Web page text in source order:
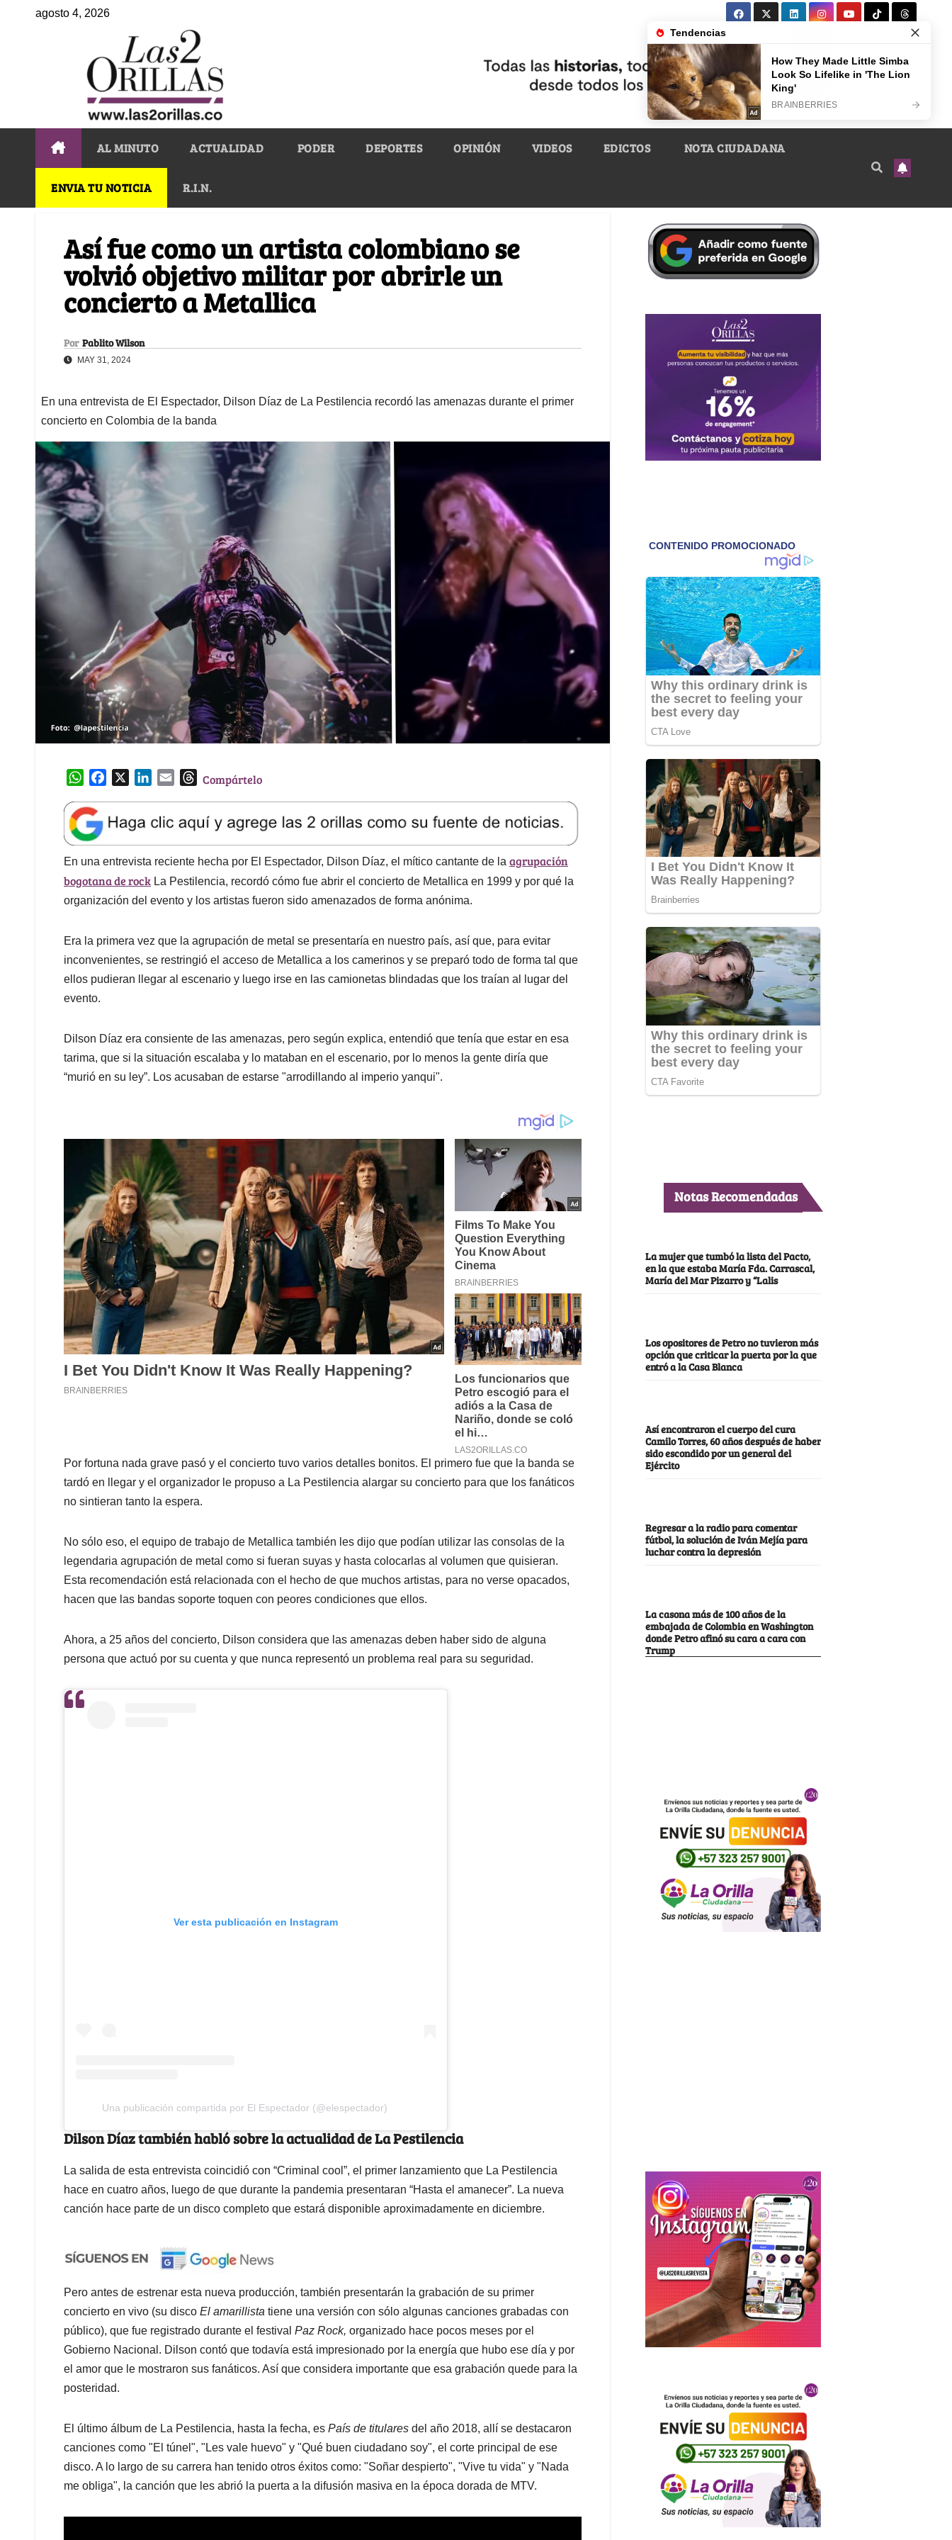
agosto 4, 2026
AL MINUTO ACTUALIDAD PODER DEPORTES OPINIÓN VIDEOS EDICTOS NOTA CIUDADANA
ENVIA TU NOTICIA R.I.N.
Así fue como un artista colombiano se
volvió objetivo militar por abrirle un
concierto a Metallica
Por Pablito Wilson
MAY 31, 2024
En una entrevista de El Espectador, Dilson Díaz de La Pestilencia recordó las amenazas durante el primer
concierto en Colombia de la banda
W
a
t
s
A
p
p
e
b
o
o
k
k
e
d
I
n
l
T
e
a
d
s
Compártelo
En una entrevista reciente hecha por El Espectador, Dilson Díaz, el mítico cantante de la agrupación
bogotana de rock La Pestilencia, recordó cómo fue abrir el concierto de Metallica en 1999 y por qué la
organización del evento y los artistas fueron sido amenazados de forma anónima.
Era la primera vez que la agrupación de metal se presentaría en nuestro país, así que, para evitar
inconvenientes, se restringió el acceso de Metallica a los camerinos y se preparó todo de forma tal que
ellos pudieran llegar al escenario y luego irse en las camionetas blindadas que los traían al lugar del
evento.
Dilson Díaz era consiente de las amenazas, pero según explica, entendió que tenía que estar en esa
tarima, que si la situación escalaba y lo mataban en el escenario, por lo menos la gente diría que
“murió en su ley”. Los acusaban de estarse "arrodillando al imperio yanqui".
Por fortuna nada grave pasó y el concierto tuvo varios detalles bonitos. El primero fue que la banda se
tardó en llegar y el organizador le propuso a La Pestilencia alargar su concierto para que los fanáticos
no sintieran tanto la espera.
No sólo eso, el equipo de trabajo de Metallica también les dijo que podían utilizar las consolas de la
legendaria agrupación de metal como si fueran suyas y hasta colocarlas al volumen que quisieran.
Esta recomendación está relacionada con el hecho de que muchos artistas, para no verse opacados,
hacen que las bandas soporte toquen con peores condiciones que ellos.
Ahora, a 25 años del concierto, Dilson considera que las amenazas deben haber sido de alguna
persona que actuó por su cuenta y que nunca representó un problema real para su seguridad.
Ver esta publicación en Instagram
Una publicación compartida por El Espectador (@elespectador)
Dilson Díaz también habló sobre la actualidad de La Pestilencia
La salida de esta entrevista coincidió con “Criminal cool”, el primer lanzamiento que La Pestilencia
hace en cuatro años, luego de que durante la pandemia presentaran “Hasta el amanecer”. La nueva
canción hace parte de un disco completo que estará disponible aproximadamente en diciembre.
Pero antes de estrenar esta nueva producción, también presentarán la grabación de su primer
concierto en vivo (su disco El amarillista tiene una versión con sólo algunas canciones grabadas con
público), que fue registrado durante el festival Paz Rock, organizado hace pocos meses por el
Gobierno Nacional. Dilson contó que todavía está impresionado por la energía que hubo ese día y por
el amor que le mostraron sus fanáticos. Así que considera importante que esa grabación quede para la
posteridad.
El último álbum de La Pestilencia, hasta la fecha, es País de titulares del año 2018, allí se destacaron
canciones como "El túnel", "Les vale huevo" y "Qué buen ciudadano soy", el corte principal de ese
disco. A lo largo de su carrera han tenido otros éxitos como: "Soñar despierto", "Vive tu vida" y "Nada
me obliga", la canción que les abrió la puerta a la difusión masiva en la época dorada de MTV.
Notas Recomendadas
La mujer que tumbó la lista del Pacto,
en la que estaba María Fda. Carrascal,
María del Mar Pizarro y “Lalis
Los opositores de Petro no tuvieron más
opción que criticar la puerta por la que
entró a la Casa Blanca
Así encontraron el cuerpo del cura
Camilo Torres, 60 años después de haber
sido escondido por un general del
Ejército
Regresar a la radio para comentar
fútbol, la solución de Iván Mejía para
luchar contra la depresión
La casona más de 100 años de la
embajada de Colombia en Washington
donde Petro afinó su cara a cara con
Trump